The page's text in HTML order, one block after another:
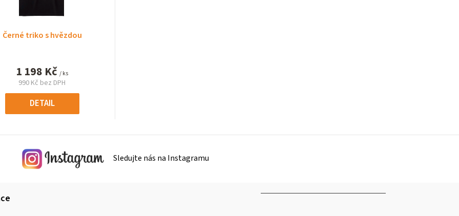
Černé triko s hvězdou
1 198 Kč / ks
990 Kč bez DPH
Měrná
cena:
DETAIL
Sledujte nás na Instagramu